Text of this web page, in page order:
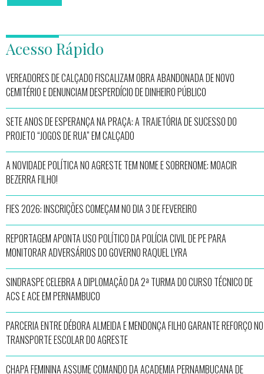
Acesso Rápido
VEREADORES DE CALÇADO FISCALIZAM OBRA ABANDONADA DE NOVO
CEMITÉRIO E DENUNCIAM DESPERDÍCIO DE DINHEIRO PÚBLICO
SETE ANOS DE ESPERANÇA NA PRAÇA: A TRAJETÓRIA DE SUCESSO DO
PROJETO “JOGOS DE RUA” EM CALÇADO
A NOVIDADE POLÍTICA NO AGRESTE TEM NOME E SOBRENOME: MOACIR
BEZERRA FILHO!
FIES 2026: INSCRIÇÕES COMEÇAM NO DIA 3 DE FEVEREIRO
REPORTAGEM APONTA USO POLÍTICO DA POLÍCIA CIVIL DE PE PARA
MONITORAR ADVERSÁRIOS DO GOVERNO RAQUEL LYRA
SINDRASPE CELEBRA A DIPLOMAÇÃO DA 2ª TURMA DO CURSO TÉCNICO DE
ACS E ACE EM PERNAMBUCO
PARCERIA ENTRE DÉBORA ALMEIDA E MENDONÇA FILHO GARANTE REFORÇO NO
TRANSPORTE ESCOLAR DO AGRESTE
CHAPA FEMININA ASSUME COMANDO DA ACADEMIA PERNAMBUCANA DE